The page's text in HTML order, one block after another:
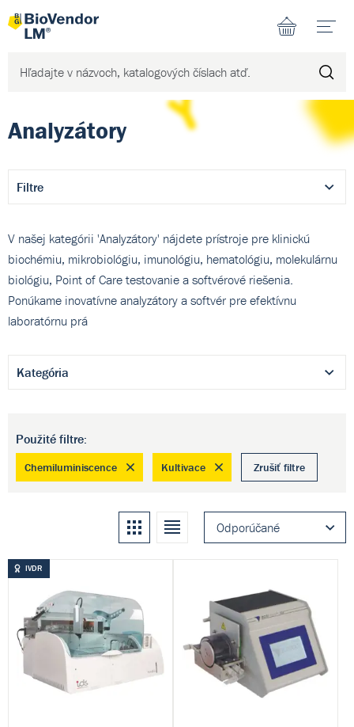
Analyzátory
Filtre
V našej kategórii 'Analyzátory' nájdete prístroje pre klinickú
biochémiu, mikrobiológiu, imunológiu, hematológiu, molekulárnu
biológiu, Point of Care testovanie a softvérové riešenia.
Ponúkame inovatívne analyzátory a softvér pre efektívnu
laboratórnu prá
Kategória
Použité filtre:
Chemiluminiscence Kultivace Zrušiť filtre
Odporúčané
Kachle Zoznam
IVDR